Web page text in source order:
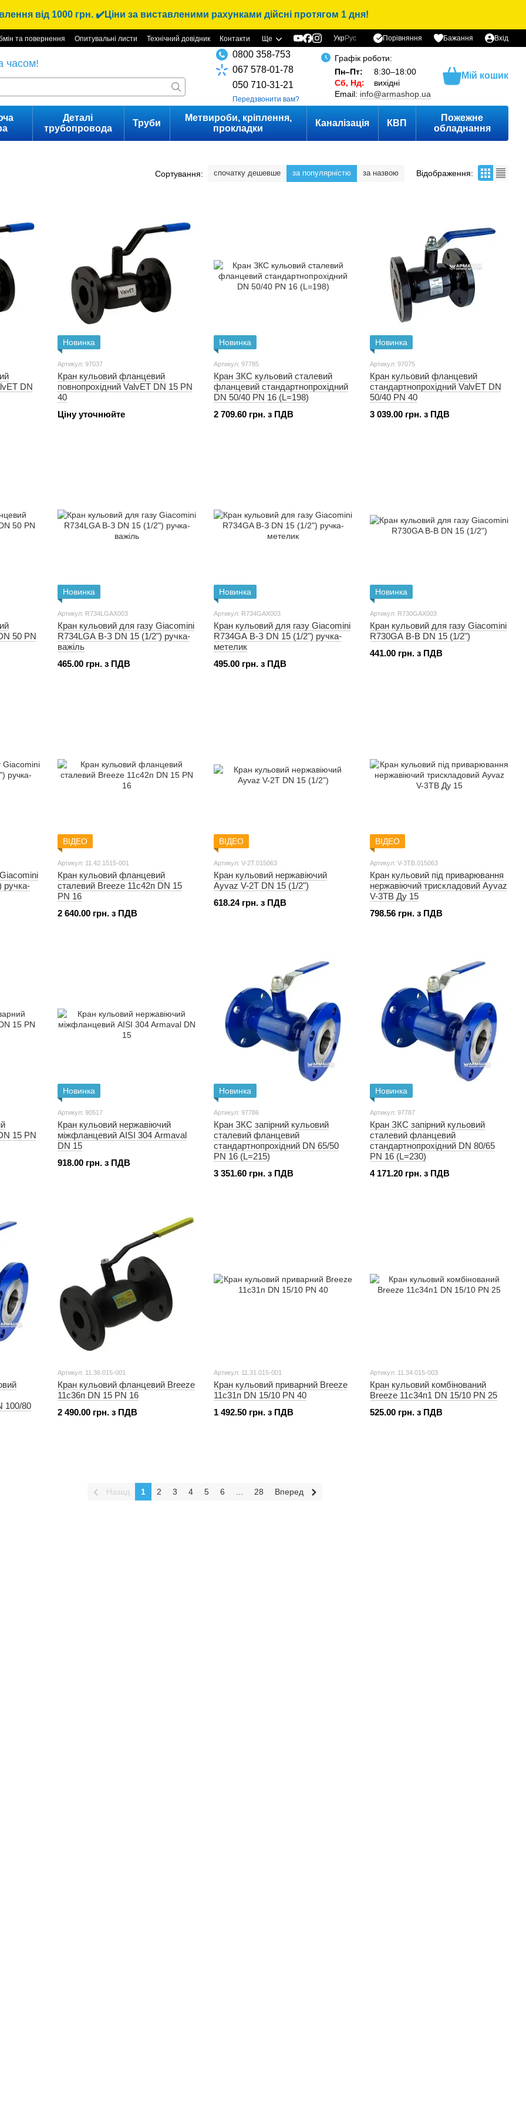
від 1000 грн. ✔️Ціни за виставленими рахунками дійсні протягом 1 дня!
та повернення Опитувальні листи Технічний довідник Контакти Ще УкрРус Порівняння Бажання Вхід
часом!
0800 358-753
067 578-01-78
050 710-31-21
Передзвонити вам?
Графік роботи:
Пн–Пт:
8:30–18:00
Сб, Нд:
вихідні
Email: info@armashop.ua
Мій кошик
Деталі
трубопровода
Труби
Метвироби, кріплення,
прокладки
Каналізація КВП
Пожежне
обладнання
Сортування: спочатку дешевше за популярністю за назвою Відображення:
DN
Новинка
Артикул: 97037
Кран кульовий фланцевий
повнопрохідний ValvET DN 15 PN
40
Ціну уточнюйте
Новинка
Артикул: 97785
Кран ЗКС кульовий сталевий
фланцевий стандартнопрохідний
DN 50/40 PN 16 (L=198)
2 709.60 грн. з ПДВ
Новинка
Артикул: 97075
Кран кульовий фланцевий
стандартнопрохідний ValvET DN
50/40 PN 40
3 039.00 грн. з ПДВ
50 PN
Новинка
Артикул: R734LGAX003
Кран кульовий для газу Giacomini
R734LGA В-З DN 15 (1/2") ручка-
важіль
465.00 грн. з ПДВ
Новинка
Артикул: R734GAX003
Кран кульовий для газу Giacomini
R734GA В-З DN 15 (1/2") ручка-
метелик
495.00 грн. з ПДВ
Новинка
Артикул: R730GAX003
Кран кульовий для газу Giacomini
R730GA В-В DN 15 (1/2")
441.00 грн. з ПДВ
ручка-
ВІДЕО
Артикул: 11.42.1515-001
Кран кульовий фланцевий
сталевий Breeze 11с42п DN 15
PN 16
2 640.00 грн. з ПДВ
ВІДЕО
Артикул: V-2T.015063
Кран кульовий нержавіючий
Ayvaz V-2T DN 15 (1/2")
618.24 грн. з ПДВ
ВІДЕО
Артикул: V-3TB.015063
Кран кульовий під приварювання
нержавіючий трискладовий Ayvaz
V-3TB Ду 15
798.56 грн. з ПДВ
15 PN
Новинка
Артикул: 90517
Кран кульовий нержавіючий
міжфланцевий AISI 304 Armaval
DN 15
918.00 грн. з ПДВ
Новинка
Артикул: 97786
Кран ЗКС запірний кульовий
сталевий фланцевий
стандартнопрохідний DN 65/50
PN 16 (L=215)
3 351.60 грн. з ПДВ
Новинка
Артикул: 97787
Кран ЗКС запірний кульовий
сталевий фланцевий
стандартнопрохідний DN 80/65
PN 16 (L=230)
4 171.20 грн. з ПДВ
100/80
Артикул: 11.36.015-001
Кран кульовий фланцевий Breeze
11с36п DN 15 PN 16
2 490.00 грн. з ПДВ
Артикул: 11.31.015-001
Кран кульовий приварний Breeze
11с31п DN 15/10 PN 40
1 492.50 грн. з ПДВ
Артикул: 11.34.015-003
Кран кульовий комбінований
Breeze 11с34п1 DN 15/10 PN 25
525.00 грн. з ПДВ
Назад 1 2 3 4 5 6 28 Вперед